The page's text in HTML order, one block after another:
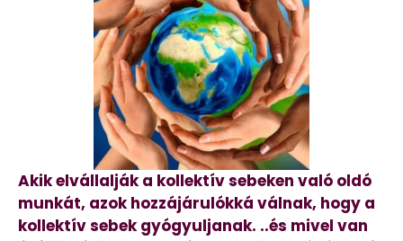
Akik elvállalják a kollektív sebeken való oldó
munkát, azok hozzájárulókká válnak, hogy a
kollektív sebek gyógyuljanak. ..és mivel van